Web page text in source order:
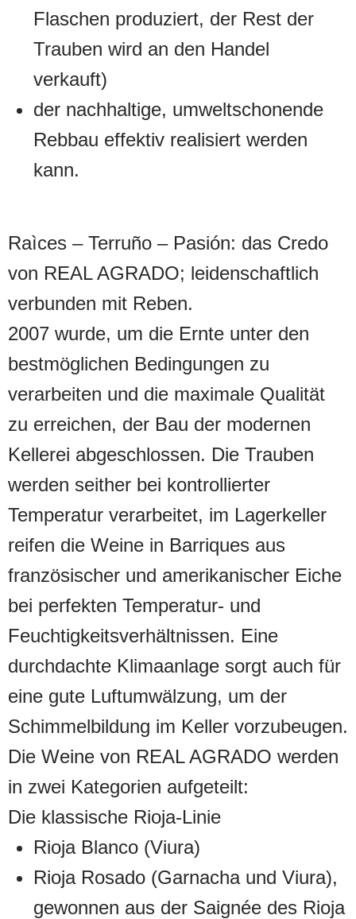
Flaschen produziert, der Rest der
Trauben wird an den Handel
verkauft)
der nachhaltige, umweltschonende
Rebbau effektiv realisiert werden
kann.
Raìces – Terruño – Pasión: das Credo
von REAL AGRADO; leidenschaftlich
verbunden mit Reben.
2007 wurde, um die Ernte unter den
bestmöglichen Bedingungen zu
verarbeiten und die maximale Qualität
zu erreichen, der Bau der modernen
Kellerei abgeschlossen. Die Trauben
werden seither bei kontrollierter
Temperatur verarbeitet, im Lagerkeller
reifen die Weine in Barriques aus
französischer und amerikanischer Eiche
bei perfekten Temperatur- und
Feuchtigkeitsverhältnissen. Eine
durchdachte Klimaanlage sorgt auch für
eine gute Luftumwälzung, um der
Schimmelbildung im Keller vorzubeugen.
Die Weine von REAL AGRADO werden
in zwei Kategorien aufgeteilt:
Die klassische Rioja-Linie
Rioja Blanco (Viura)
Rioja Rosado (Garnacha und Viura),
gewonnen aus der Saignée des Rioja